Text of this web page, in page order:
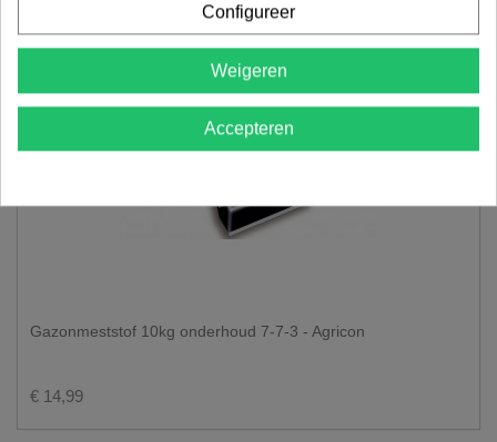
Gazonmeststof 10kg onderhoud 7-7-3 - Agricon
€ 14,99
Configureer
Weigeren
Accepteren